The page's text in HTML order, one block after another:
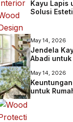
Kayu Lapis
Solusi
May 14, 2026
Jendela
Abadi
May 14, 2026
untuk